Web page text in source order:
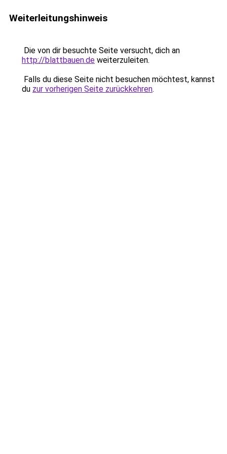
Weiterleitungshinweis
Die von dir besuchte Seite versucht, dich an
http://blattbauen.de weiterzuleiten.
Falls du diese Seite nicht besuchen möchtest, kannst
du zur vorherigen Seite zurückkehren.